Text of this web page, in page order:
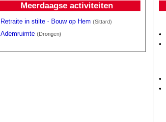
Meerdaagse activiteiten
Retraite in stilte - Bouw op Hem (Sittard)
Ademruimte (Drongen)